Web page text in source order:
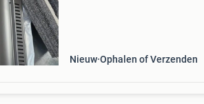
Nieuw Ophalen of Verzenden